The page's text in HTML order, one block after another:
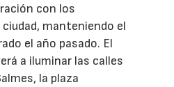
con los
manteniendo el
el año pasado. El
a iluminar las calles
la plaza